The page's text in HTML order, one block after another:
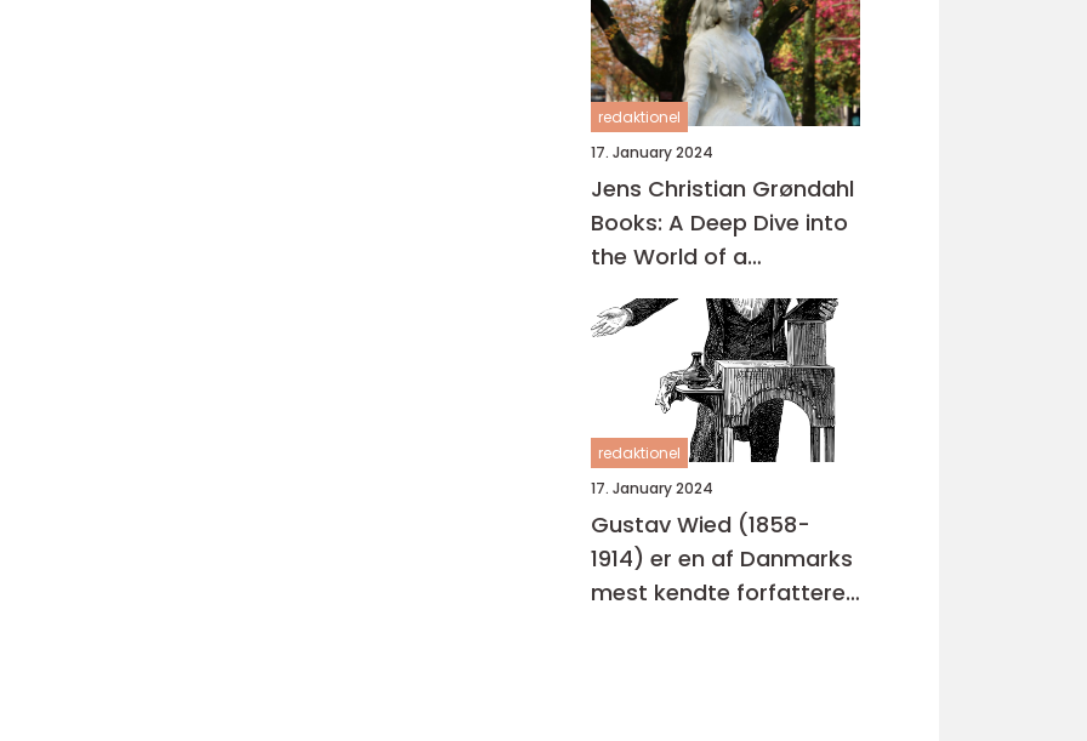
redaktionel
17. January 2024
Jens Christian Grøndahl
Books: A Deep Dive into
the World of a
Renowned Author
redaktionel
17. January 2024
Gustav Wied (1858-
1914) er en af Danmarks
mest kendte forfattere